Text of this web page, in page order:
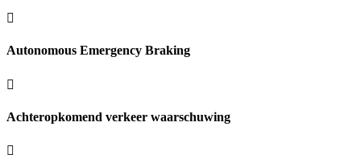
Autonomous Emergency Braking
Achteropkomend verkeer waarschuwing